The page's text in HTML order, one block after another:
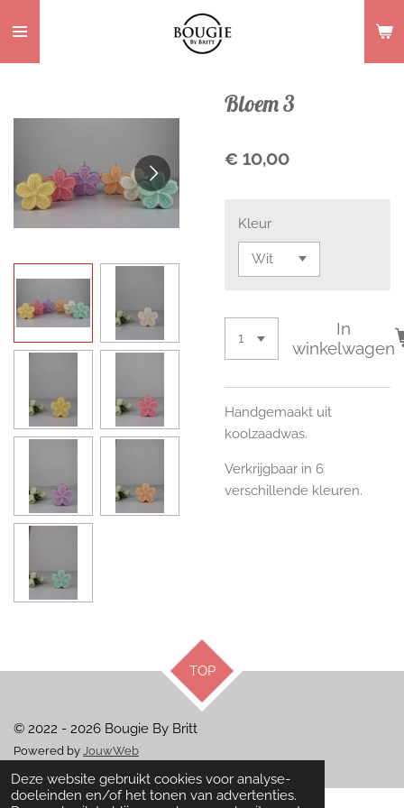
Deze website gebruikt cookies voor analyse-
doeleinden en/of het tonen van advertenties.
direct
naar
Bloem 3
€ 10,00
Kleur
In
winkelwagen
Handgemaakt uit
koolzaadwas.
Verkrijgbaar in 6
verschillende kleuren.
TOP
© 2022 - 2026 Bougie By Britt
Powered by JouwWeb